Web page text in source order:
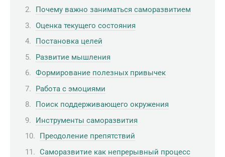
Почему важно заниматься саморазвитием
Оценка текущего состояния
Постановка целей
Развитие мышления
Формирование полезных привычек
Работа с эмоциями
Поиск поддерживающего окружения
Инструменты саморазвития
Преодоление препятствий
Саморазвитие как непрерывный процесс